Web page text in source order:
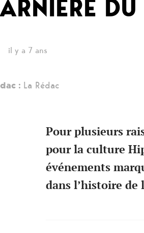
il y a 7 ans
: La Rédac
Pour plusieurs
pour la culture
événements
dans l’histoire de